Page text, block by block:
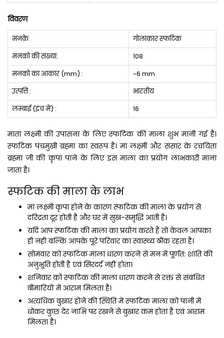
विवरण
मनके:
गोलाकार स्‍फटिक
मनकों की संख्‍या:
108
मनकों का आकार (mm) :
~6 mm
उत्‍पत्ति :
भारतीय
लम्‍बाई (इंच में) :
16
माता लक्ष्मी की उपासना के लिए स्फटिक की माला शुभ मानी गई है।
स्फटिक पंचमुखी ब्रह्मा का स्वरूप है। मां लक्ष्‍मी और संसार के रचयिता
ब्रह्मा जी की कृपा पाने के लिए इस माला का प्रयोग लाभकारी माना
जाता है।
स्‍फटिक की माला के लाभ
मां लक्ष्‍मी कृपा होने के कारण स्‍फटिक की माला के प्रयोग से
दरिद्रता दूर होती है और घर में सुख-समृद्धि आती है।
यदि आप स्‍फटिक की माला का प्रयोग करते हैं तो केवल आपका
ही नहीं बल्कि आपके पूरे परिवार का स्‍वास्‍थ्‍य ठीक रहता है।
सोमवार को स्फटिक माला धारण करने से मन में पूर्णत: शांति की
अनुभूति होती है एवं सिरदर्द नहीं होता।
शनिवार को स्फटिक की माला धारण करने से रक्त से संबंधित
बीमारियों में आराम मिलता है।
अत्यधिक बुखार होने की स्थिति में स्फटिक माला को पानी में
धोकर कुछ देर नाभि पर रखने से बुखार कम होता है एवं आराम
मिलता है।